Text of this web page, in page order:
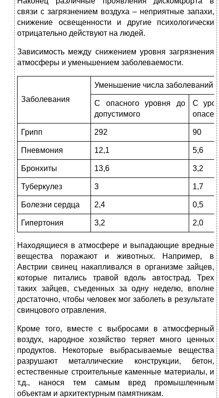
связи с загрязнением воздуха – неприятные запахи,
снижение освещенности и другие психологически
отрицательно действуют на людей.
Зависимость между снижением уровня загрязнения
атмосферы и уменьшением заболеваемости.
Заболевания
Уменьшение числа заболеваний
С опасного уровня до
допустимого
С
Грипп 292 90
Пневмония 12,1 5,6
Бронхиты 13,6 3,2
Туберкулез 3 1,7
Болезни сердца 2,4 0,5
Гипертония 3,2 2,0
Находящиеся в атмосфере и выпадающие вредные
вещества поражают и животных. Например, в
Австрии свинец накапливался в организме зайцев,
которые питались травой вдоль автострад. Трех
таких зайцев, съеденных за одну неделю, вполне
достаточно, чтобы человек мог заболеть в результате
свинцового отравления.
Кроме того, вместе с выбросами в атмосферный
воздух, народное хозяйство теряет много ценных
продуктов. Некоторые выбрасываемые вещества
разрушают металлические конструкции, бетон,
естественные строительные каменные материалы, и
т.д., нанося тем самым вред промышленным
объектам и архитектурным памятникам.